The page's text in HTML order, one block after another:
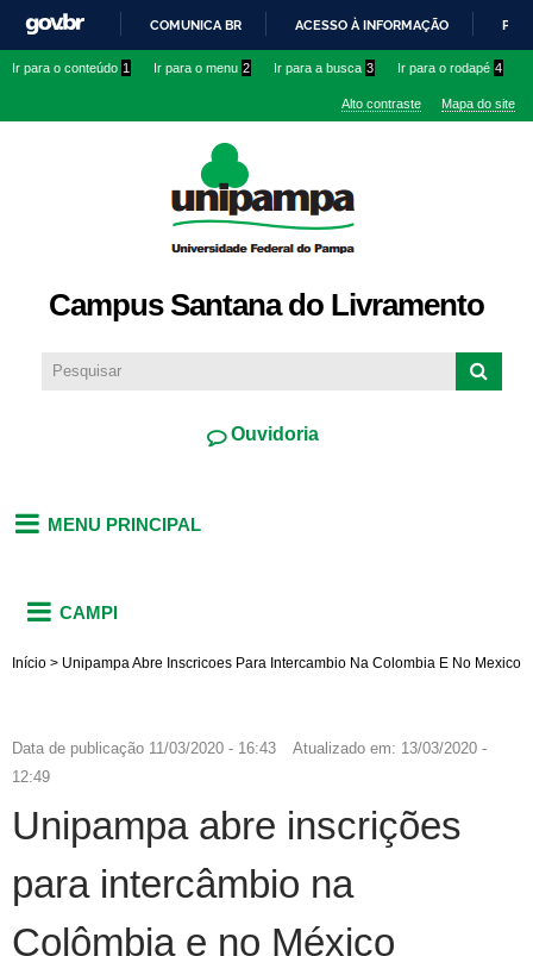
conteúdo
IR
O
COMUNICA BR ACESSO À INFORMAÇÃO
Ir para o conteúdo 1 Ir para o menu 2 Ir para a busca 3 Ir para o rodapé 4
Alto contraste Mapa do site
Campus Santana do Livramento
Ouvidoria
MENU PRINCIPAL
CAMPI
Início > Unipampa Abre Inscricoes Para Intercambio Na Colombia E No Mexico
Data de publicação 11/03/2020 - 16:43 Atualizado em: 13/03/2020 -
12:49
Unipampa abre inscrições
para intercâmbio na
Colômbia e no México